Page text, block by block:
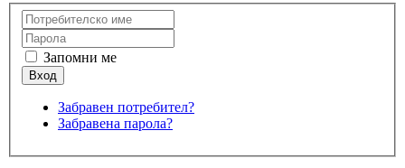
Запомни ме
Забравен потребител?
Забравена парола?